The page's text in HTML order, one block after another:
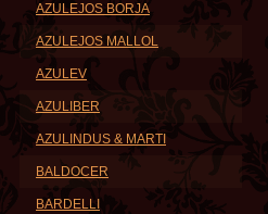
AZULEJOS BORJA
AZULEJOS MALLOL
AZULEV
AZULIBER
AZULINDUS & MARTI
BALDOCER
BARDELLI